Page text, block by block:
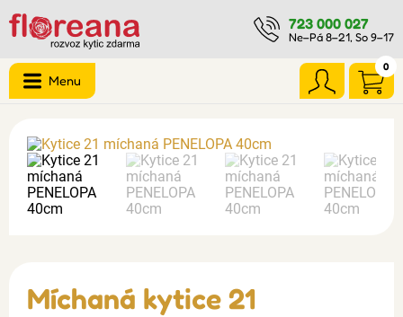
723 000 027
Ne–Pá 8–21, So 9–17
0
Menu
Míchaná kytice 21